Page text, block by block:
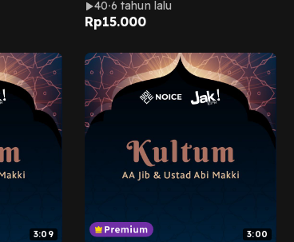
40 6 tahun lalu
Rp15.000
3:09 3:00